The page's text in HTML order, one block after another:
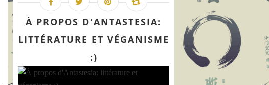
À PROPOS D'ANTASTESIA:
LITTÉRATURE ET VÉGANISME
:)